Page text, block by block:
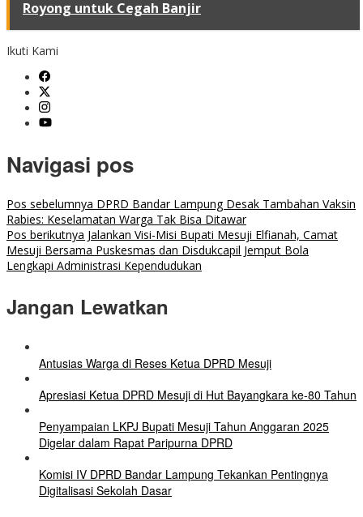
Royong untuk Cegah Banjir
Ikuti Kami
Navigasi pos
Pos sebelumnya DPRD Bandar Lampung Desak Tambahan Vaksin
Rabies: Keselamatan Warga Tak Bisa Ditawar
Pos berikutnya Jalankan Visi-Misi Bupati Mesuji Elfianah, Camat
Mesuji Bersama Puskesmas dan Disdukcapil Jemput Bola
Lengkapi Administrasi Kependudukan
Jangan Lewatkan
Antusias Warga di Reses Ketua DPRD Mesuji
Apresiasi Ketua DPRD Mesuji di Hut Bayangkara ke-80 Tahun
Penyampaian LKPJ Bupati Mesuji Tahun Anggaran 2025
Digelar dalam Rapat Paripurna DPRD
Komisi IV DPRD Bandar Lampung Tekankan Pentingnya
Digitalisasi Sekolah Dasar